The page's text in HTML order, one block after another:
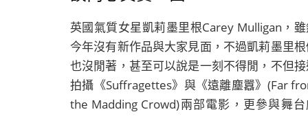
英國氣質女星凱莉墨里根Carey Mulligan，
今年沒有新作品與大家見面，不過凱莉墨里根
也沒閒著，甚至可以說是一刻不得閒，不但接
拍攝《Suffragettes》與《遠離塵囂》(Far
the Madding Crowd)兩部電影，更參與舞台